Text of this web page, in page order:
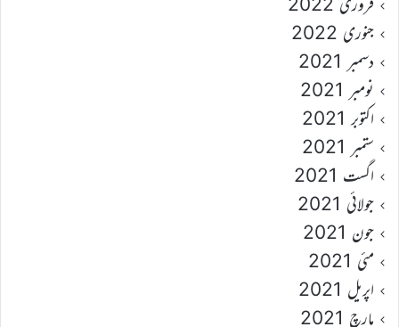
جنوری 2022
دسمبر 2021
نومبر 2021
اکتوبر 2021
ستمبر 2021
اگست 2021
جولائی 2021
جون 2021
مئی 2021
اپریل 2021
مارچ 2021